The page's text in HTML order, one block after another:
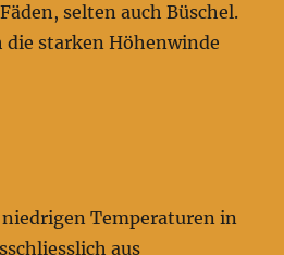
selten auch Büschel.
die starken Höhenwinde
Temperaturen in
aus